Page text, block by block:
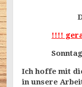
!!!!
Ich hoffe mit
in unsere